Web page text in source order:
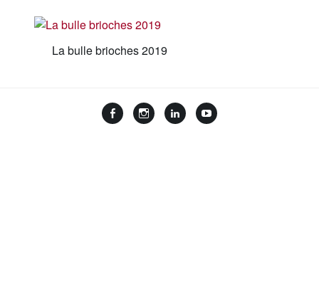
La bulle brioches 2019
FacebookInstagramLinkedIn